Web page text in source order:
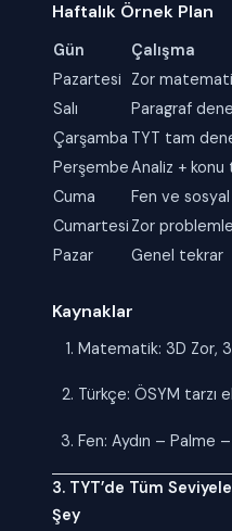
Haftalık Örnek Plan
Gün
Çalışma
Pazartesi
Zor
Salı
Paragraf
Çarşamba TYT tam
Perşembe Analiz +
Cuma
Fen ve
Cumartesi Zor
Pazar
Genel tekrar
Kaynaklar
Matematik: 3D Zor,
Türkçe: ÖSYM tarzı
Fen: Aydın – Palme
3. TYT’de Tüm
Şey